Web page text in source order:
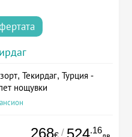
Текирдаг, Турция -
нощувки
268 / .16